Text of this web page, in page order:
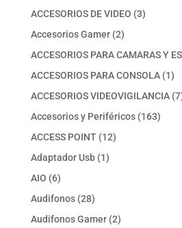
ACCESORIOS DE VIDEO 33
Accesorios Gamer 22
productos
ACCESORIOS PARA CAMARAS Y
ACCESORIOS PARA CONSOLA 11
ACCESORIOS VIDEOVIGILANCIA 7
Accesorios y Periféricos 163163
ACCESS POINT 1212
Adaptador Usb 11
AIO 66
productos
Audifonos 2828
productos
Audifonos Gamer 22